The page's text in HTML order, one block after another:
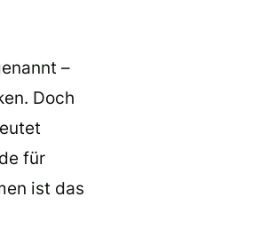
–
Doch
für
ist das